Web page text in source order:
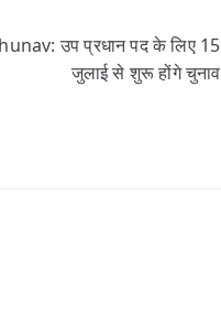
उप प्रधान पद के लिए 15
जुलाई से शुरू होंगे चुनाव